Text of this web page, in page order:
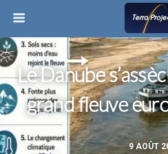
9 AOÛT
Le Danube
grand fleuve